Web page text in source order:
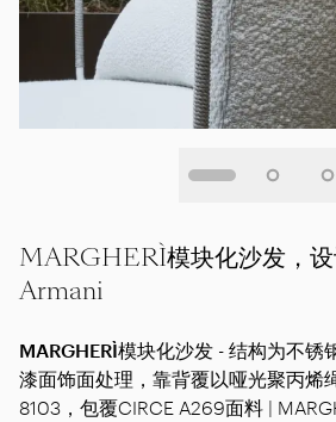
MARGHERÌ模块化沙发，
Armani
MARGHERÌ模块化沙发 - 结构为不锈
漆面饰面处理，靠背覆以哑光聚丙烯
8103，包覆CIRCE A269面料 |